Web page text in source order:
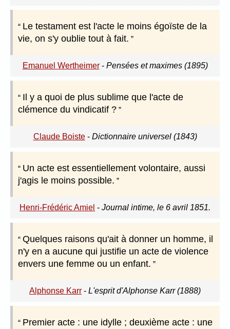
Le testament est l'acte le moins égoïste de la
vie, on s'y oublie tout à fait.
Emanuel Wertheimer- Pensées et maximes (1895)
Il y a quoi de plus sublime que l'acte de
clémence du vindicatif ?
Claude Boiste- Dictionnaire universel (1843)
Un acte est essentiellement volontaire, aussi
j'agis le moins possible.
Henri-Frédéric Amiel - Journal intime, le 6 avril 1851.
Quelques raisons qu'ait à donner un homme, il
n'y en a aucune qui justifie un acte de violence
envers une femme ou un enfant.
Alphonse Karr - L'esprit d'Alphonse Karr (1888)
Premier acte : une idylle ; deuxième acte : une